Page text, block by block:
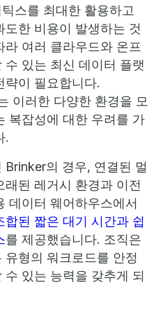
스를 최대한 활용하고
한 비용이 발생하는 것
여러 클라우드와 온프
있는 최신 데이터 플랫
략이 필요합니다.
이러한 다양한 환경을 모
복잡성에 대한 우려를 가
.
의 경우, 연결된 멀
된 레거시 환경과 이전
데이터 웨어하우스에서
합된 짧은 대기 시간과 쉽
를 제공했습니다. 조직은
형의 워크로드를 안정
있는 능력을 갖추게 되